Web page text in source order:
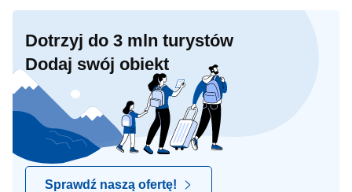
Dotrzyj do 3 mln turystów
Dodaj swój obiekt
Sprawdź naszą ofertę!